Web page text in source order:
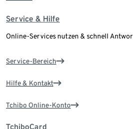
Service & Hilfe
Online-Services nutzen & schnell
Service-Bereich
Hilfe & Kontakt
Tchibo Online-Konto
TchiboCard